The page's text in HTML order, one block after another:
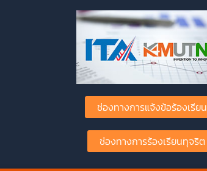
ช่องทางการแจ้งข้อร้องเรียน
ช่องทางการร้องเรียนทุจริต